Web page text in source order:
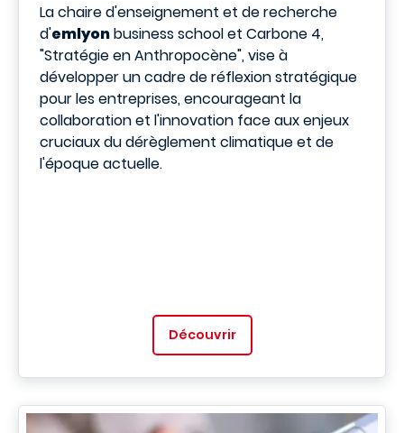
La chaire d'enseignement et de recherche
d'emlyonbusiness school et Carbone 4,
"Stratégie en Anthropocène", vise à
développer un cadre de réflexion stratégique
pour les entreprises, encourageant la
collaboration et l'innovation face aux enjeux
cruciaux du dérèglement climatique et de
l'époque actuelle.
Découvrir